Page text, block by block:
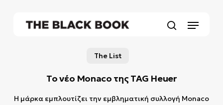
Menu
The List
Το νέο Monaco της TAG Heuer
Η μάρκα εμπλουτίζει την εμβληματική συλλογή Monaco